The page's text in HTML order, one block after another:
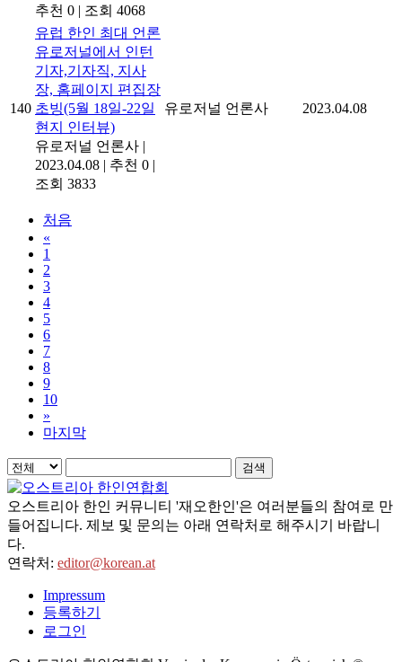
추천 0 | 조회 4068
140
유럽 한인 최대 언론
유로저널에서 인턴
기자,기자직, 지사
장, 홈페이지 편집장
초빙(5월 18일-22일
현지 인터뷰)
유로저널 언론사 |
2023.04.08 | 추천 0 |
조회 3833
유로저널 언론사 2023.04.08
처음
«
1
2
3
4
5
6
7
8
9
10
»
마지막
검색
오스트리아 한인 커뮤니티 '재오한인'은 여러분들의 참여로 만
들어집니다. 제보 및 문의는 아래 연락처로 해주시기 바랍니
다.
연락처: editor@korean.at
Impressum
등록하기
로그인